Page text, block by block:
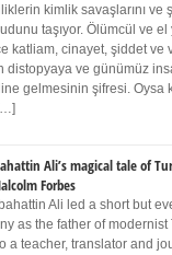
kimlik savaşlarını ve
taşıyor. Ölümcül ve
katliam, cinayet, şiddet ve
distopyaya ve günümüz
gelmesinin şifresi. Oysa
Ali’s magical tale of
Forbes
Ali led a short but
as the father of
a teacher, translator and